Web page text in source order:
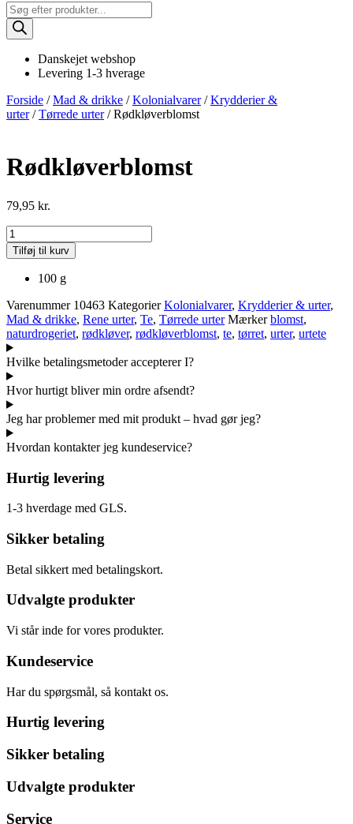
Products
search
Danskejet webshop
Levering 1-3 hverage
Forside /Mad & drikke /Kolonialvarer/Krydderier &
urter/Tørrede urter/ Rødkløverblomst
Rødkløverblomst
79,95 kr.
Rødkløverblomst
antal
Tilføj til kurv
100 g
Varenummer 10463 Kategorier Kolonialvarer, Krydderier & urter,
Mad & drikke, Rene urter, Te, Tørrede urter Mærker blomst,
naturdrogeriet, rødkløver, rødkløverblomst, te, tørret, urter, urtete
Hvilke betalingsmetoder accepterer I?
Hvor hurtigt bliver min ordre afsendt?
Jeg har problemer med mit produkt – hvad gør jeg?
Hvordan kontakter jeg kundeservice?
Hurtig levering
1-3 hverdage med GLS.
Sikker betaling
Betal sikkert med betalingskort.
Udvalgte produkter
Vi står inde for vores produkter.
Kundeservice
Har du spørgsmål, så kontakt os.
Hurtig levering
Sikker betaling
Udvalgte produkter
Service